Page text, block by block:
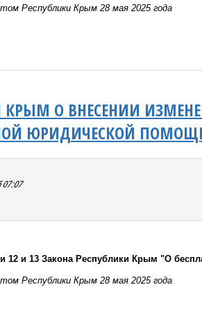
Республики Крым 28 мая 2025 года
О ВНЕСЕНИИ
ЮРИДИЧЕСКОЙ
12 и 13 Закона Республики Крым "О
Республики Крым 28 мая 2025 года